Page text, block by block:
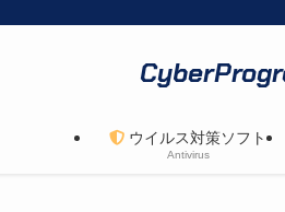
ウイルス対策ソフト
Antivirus